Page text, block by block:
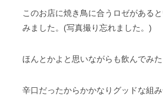
このお店に焼き鳥に合うロゼがある
みました。(写真撮り忘れました。)
ほんとかよと思いながらも飲んでみた
辛口だったからかかなりグッドな組み